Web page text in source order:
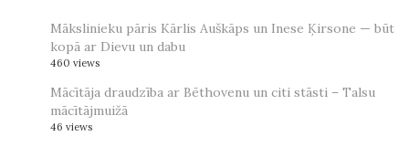
Mākslinieku pāris Kārlis Auškāps un Inese Ķirsone — būt
kopā ar Dievu un dabu
460 views
Mācītāja draudzība ar Bēthovenu un citi stāsti – Talsu
mācītājmuižā
46 views